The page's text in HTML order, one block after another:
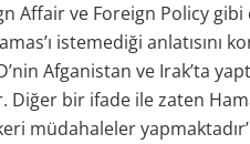
Affair ve Foreign Policy
istemediği anlatısını
Afganistan ve Irak’ta
bir ifade ile zaten
müdahaleler